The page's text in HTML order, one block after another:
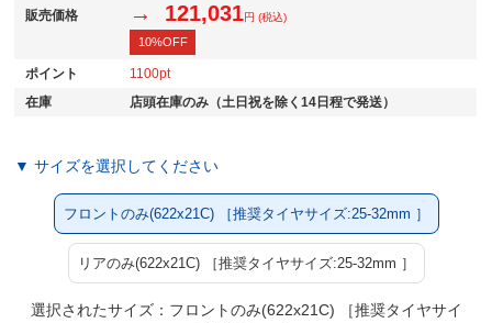
販売価格 → 121,031円 (税込)
10%OFF
ポイント
1100
在庫
店頭在庫のみ（土日祝を除く14日程で発送）
▼ サイズを選択してください
フロントのみ(622x21C) ［推奨タイヤサイズ:25-32mm ］
リアのみ(622x21C) ［推奨タイヤサイズ:25-32mm ］
選択されたサイズ：フロントのみ(622x21C) ［推奨タイヤサイ